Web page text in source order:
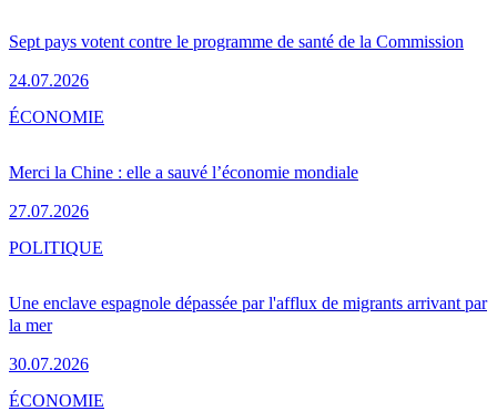
Sept pays votent contre le programme de santé de la Commission
24.07.2026
Merci la Chine : elle a sauvé l’économie mondiale
27.07.2026
ÉCONOMIE
Une enclave espagnole dépassée par l'afflux de migrants arrivant par
la mer
30.07.2026
POLITIQUE
ÉCONOMIE